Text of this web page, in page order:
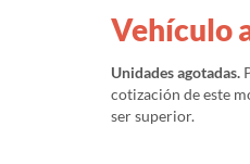
Vehículo
Unidades agotadas.
cotización de este
ser superior.